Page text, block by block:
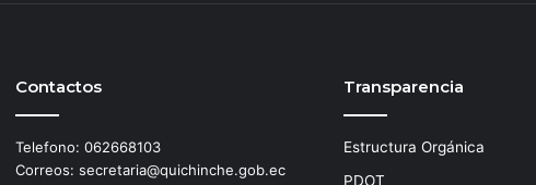
Contactos
Telefono: 062668103
Correos: secretaria@quichinche.gob.ec
Transparencia
Estructura Orgánica
PDOT